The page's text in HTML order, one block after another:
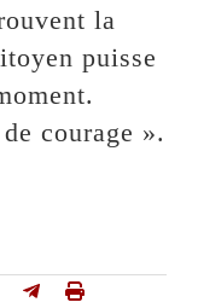
la
puisse
courage ».